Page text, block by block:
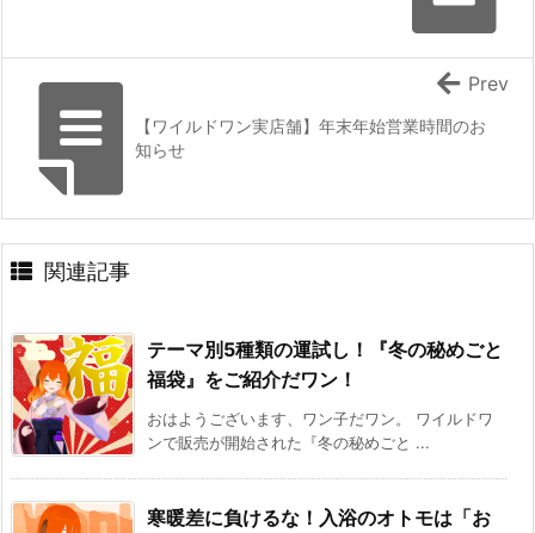
【ワイルドワン実店舗】年末年始営業時間のお
知らせ
Prev
関連記事
テーマ別5種類の運試し！『冬の秘めごと
福袋』をご紹介だワン！
おはようございます、ワン子だワン。 ワイルドワ
ンで販売が開始された『冬の秘めごと ...
寒暖差に負けるな！入浴のオトモは「お